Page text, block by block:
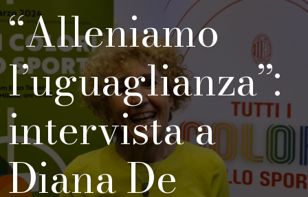
“Alleniamo
l’uguaglianza”:
intervista a
Diana De